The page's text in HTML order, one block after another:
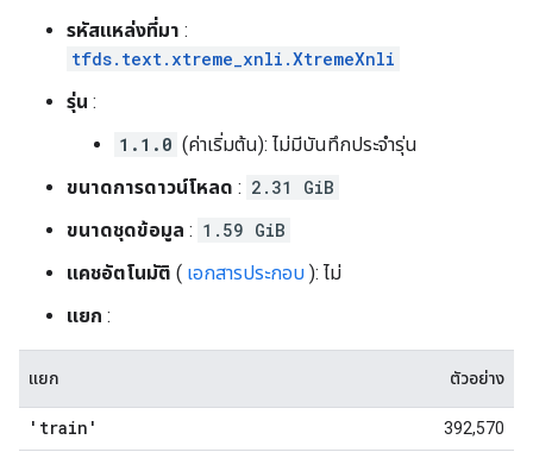
รหัสแหล่งที่มา :
tfds.text.xtreme_xnli.XtremeXnli
รุ่น :
1.1.0 (ค่าเริ่มต้น): ไม่มีบันทึกประจำรุ่น
ขนาดการดาวน์โหลด : 2.31 GiB
ขนาดชุดข้อมูล : 1.59 GiB
แคชอัตโนมัติ ( เอกสารประกอบ ): ไม่
แยก :
แยก ตัวอย่าง
'train' 392,570